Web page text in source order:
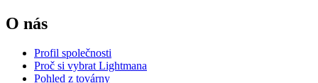
O nás
Profil společnosti
Proč si vybrat Lightmana
Pohled z továrny